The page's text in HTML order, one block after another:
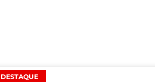
DESTAQUE